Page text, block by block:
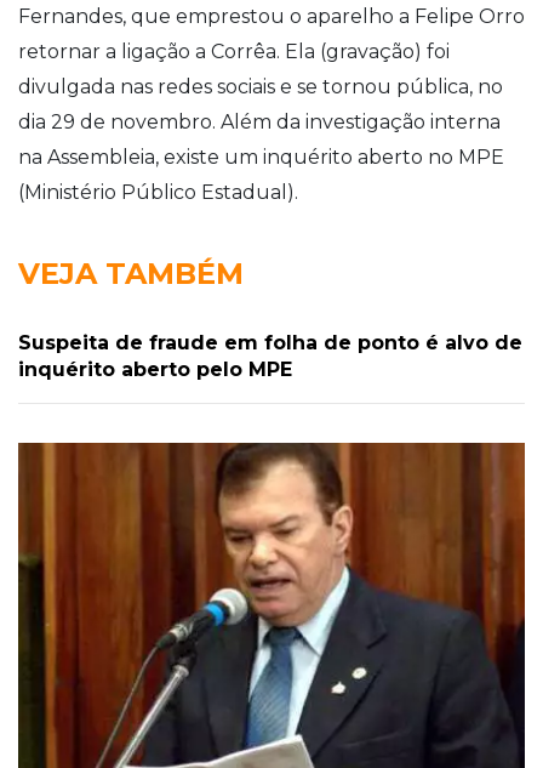
Fernandes, que emprestou o aparelho a Felipe Orro
retornar a ligação a Corrêa. Ela (gravação) foi
divulgada nas redes sociais e se tornou pública, no
dia 29 de novembro. Além da investigação interna
na Assembleia, existe um inquérito aberto no MPE
(Ministério Público Estadual).
VEJA TAMBÉM
Suspeita de fraude em folha de ponto é alvo de
inquérito aberto pelo MPE